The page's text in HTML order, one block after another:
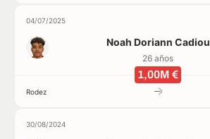
04/07/2025
Noah Doriann Cadiou
26 años
1,00M €
Rodez
30/08/2024